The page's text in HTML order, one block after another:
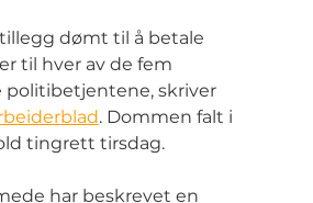
dømt til å betale
til hver av de fem
skriver
. Dommen falt i
tingrett tirsdag.
har beskrevet en